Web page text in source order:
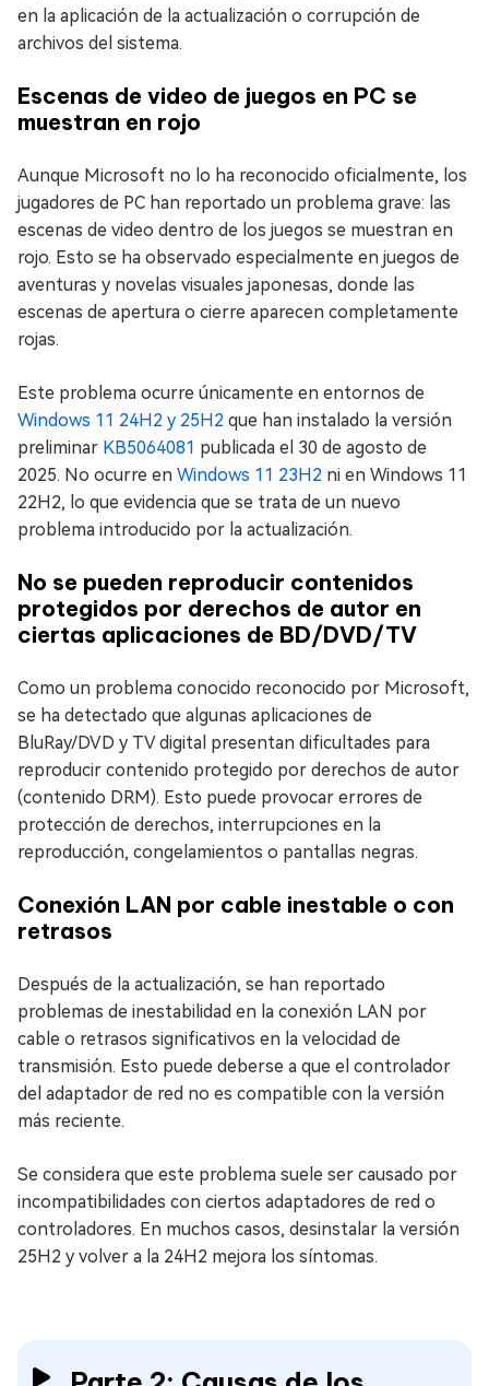
en la aplicación de la actualización o corrupción de
archivos del sistema.
Escenas de video de juegos en PC se
muestran en rojo
Aunque Microsoft no lo ha reconocido oficialmente, los
jugadores de PC han reportado un problema grave: las
escenas de video dentro de los juegos se muestran en
rojo. Esto se ha observado especialmente en juegos de
aventuras y novelas visuales japonesas, donde las
escenas de apertura o cierre aparecen completamente
rojas.
Este problema ocurre únicamente en entornos de
Windows 11 24H2 y 25H2 que han instalado la versión
preliminar KB5064081 publicada el 30 de agosto de
2025. No ocurre en Windows 11 23H2 ni en Windows 11
22H2, lo que evidencia que se trata de un nuevo
problema introducido por la actualización.
No se pueden reproducir contenidos
protegidos por derechos de autor en
ciertas aplicaciones de BD/DVD/TV
Como un problema conocido reconocido por Microsoft,
se ha detectado que algunas aplicaciones de
BluRay/DVD y TV digital presentan dificultades para
reproducir contenido protegido por derechos de autor
(contenido DRM). Esto puede provocar errores de
protección de derechos, interrupciones en la
reproducción, congelamientos o pantallas negras.
Conexión LAN por cable inestable o con
retrasos
Después de la actualización, se han reportado
problemas de inestabilidad en la conexión LAN por
cable o retrasos significativos en la velocidad de
transmisión. Esto puede deberse a que el controlador
del adaptador de red no es compatible con la versión
más reciente.
Se considera que este problema suele ser causado por
incompatibilidades con ciertos adaptadores de red o
controladores. En muchos casos, desinstalar la versión
25H2 y volver a la 24H2 mejora los síntomas.